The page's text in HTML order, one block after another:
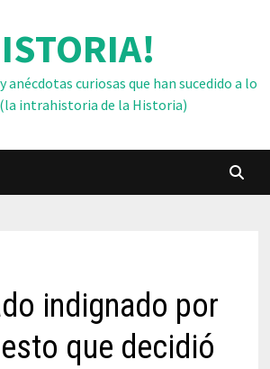
anécdotas curiosas que han sucedido a lo
intrahistoria de la Historia)
indignado por
que decidió